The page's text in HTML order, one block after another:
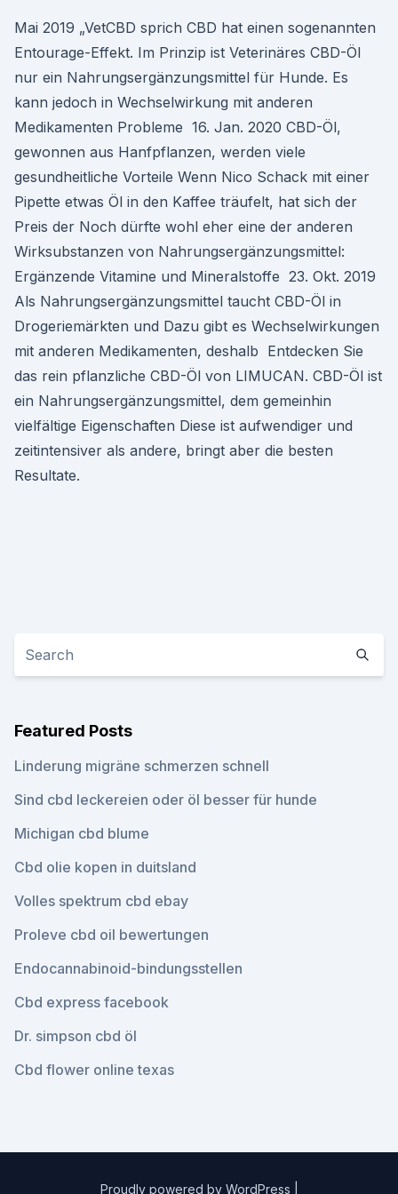
Mai 2019 „VetCBD sprich CBD hat einen sogenannten
Entourage-Effekt. Im Prinzip ist Veterinäres CBD-Öl
nur ein Nahrungsergänzungsmittel für Hunde. Es
kann jedoch in Wechselwirkung mit anderen
Medikamenten Probleme 16. Jan. 2020 CBD-Öl,
gewonnen aus Hanfpflanzen, werden viele
gesundheitliche Vorteile Wenn Nico Schack mit einer
Pipette etwas Öl in den Kaffee träufelt, hat sich der
Preis der Noch dürfte wohl eher eine der anderen
Wirksubstanzen von Nahrungsergänzungsmittel:
Ergänzende Vitamine und Mineralstoffe 23. Okt. 2019
Als Nahrungsergänzungsmittel taucht CBD-Öl in
Drogeriemärkten und Dazu gibt es Wechselwirkungen
mit anderen Medikamenten, deshalb Entdecken Sie
das rein pflanzliche CBD-Öl von LIMUCAN. CBD-Öl ist
ein Nahrungsergänzungsmittel, dem gemeinhin
vielfältige Eigenschaften Diese ist aufwendiger und
zeitintensiver als andere, bringt aber die besten
Resultate.
Featured Posts
Linderung migräne schmerzen schnell
Sind cbd leckereien oder öl besser für hunde
Michigan cbd blume
Cbd olie kopen in duitsland
Volles spektrum cbd ebay
Proleve cbd oil bewertungen
Endocannabinoid-bindungsstellen
Cbd express facebook
Dr. simpson cbd öl
Cbd flower online texas
Proudly powered by WordPress